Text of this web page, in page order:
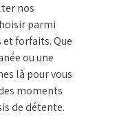
nos
parmi
forfaits. Que
ou une
là pour vous
moments
de détente.